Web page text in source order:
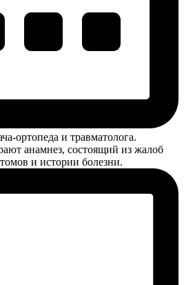
ортопеда и травматолога.
анамнез, состоящий из жалоб
и истории болезни.